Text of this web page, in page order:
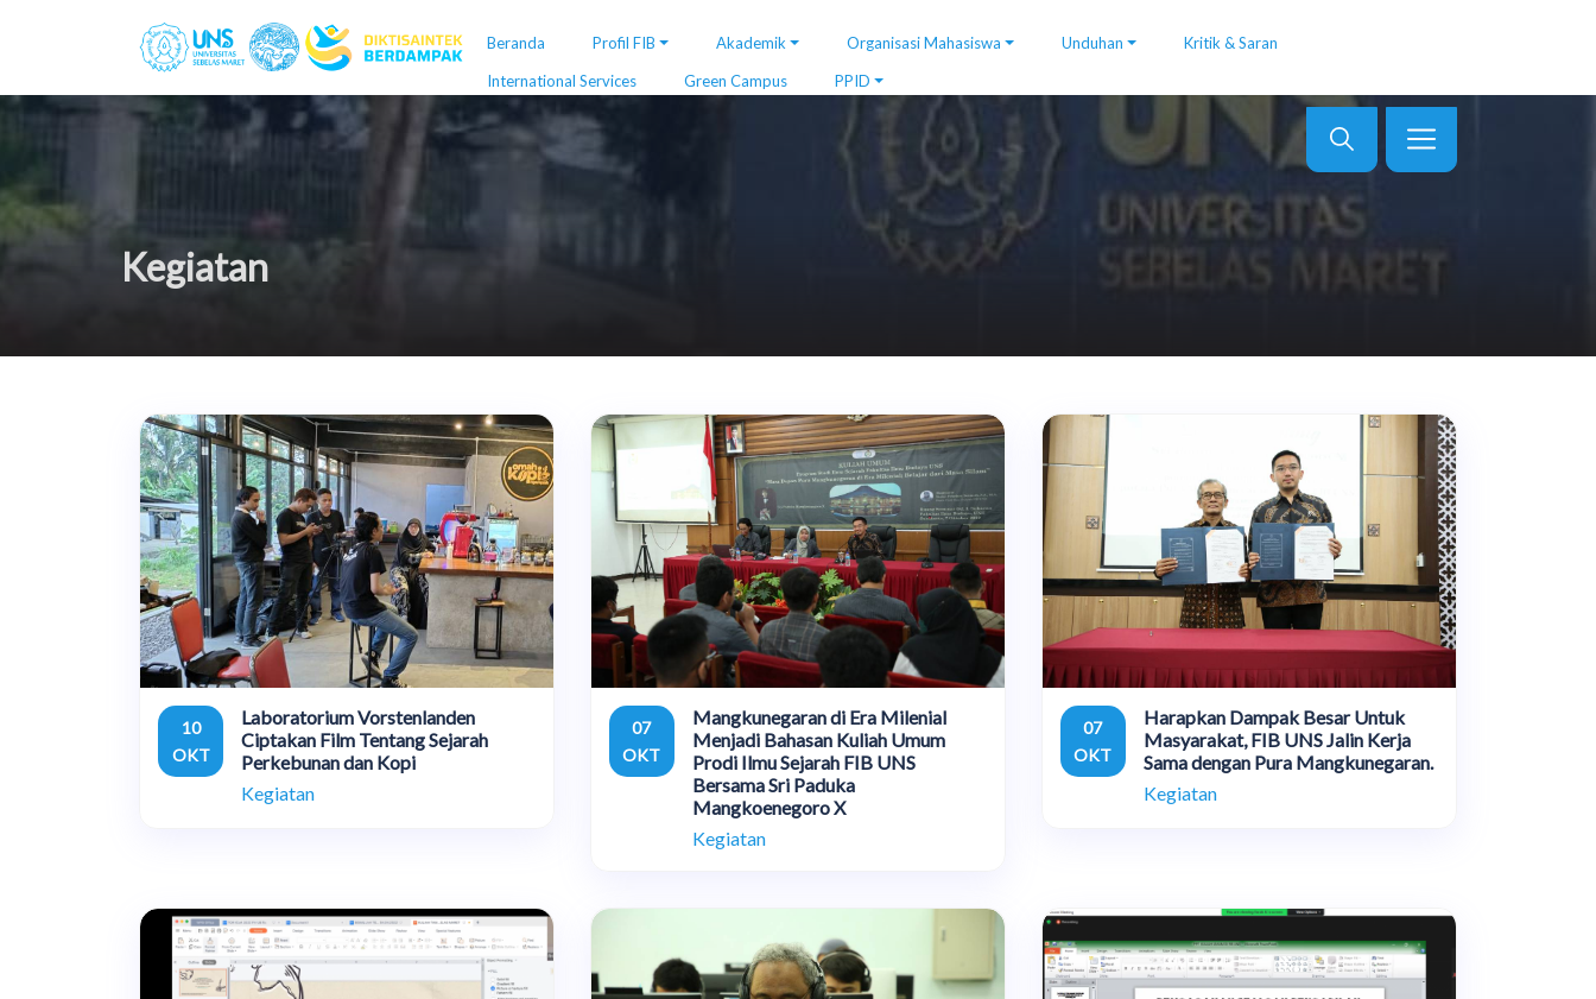
Beranda Profil FIB Akademik Organisasi Mahasiswa Unduhan
Kritik & Saran
International Services
Green Campus PPID
Kegiatan
10
OKT
Laboratorium Vorstenlanden
Ciptakan Film Tentang Sejarah
Perkebunan dan Kopi
Kegiatan
07
OKT
Mangkunegaran di Era Milenial
Menjadi Bahasan Kuliah Umum
Prodi Ilmu Sejarah FIB UNS
Bersama Sri Paduka
Mangkoenegoro X
Kegiatan
07
OKT
Harapkan Dampak Besar Untuk
Masyarakat, FIB UNS Jalin Kerja
Sama dengan Pura Mangkunegaran.
Kegiatan